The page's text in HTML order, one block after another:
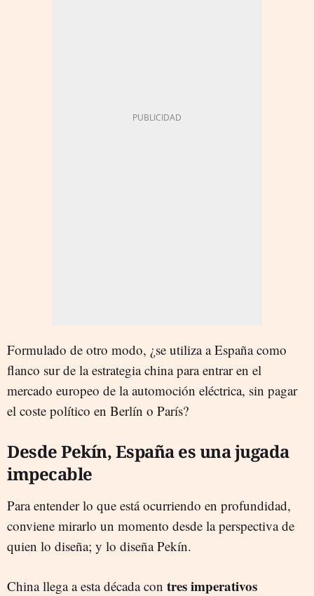
Formulado de otro modo, ¿se utiliza a España como
flanco sur de la estrategia china para entrar en el
mercado europeo de la automoción eléctrica, sin pagar
el coste político en Berlín o París?
Desde Pekín, España es una jugada
impecable
Para entender lo que está ocurriendo en profundidad,
conviene mirarlo un momento desde la perspectiva de
quien lo diseña; y lo diseña Pekín.
China llega a esta década con tres imperativos